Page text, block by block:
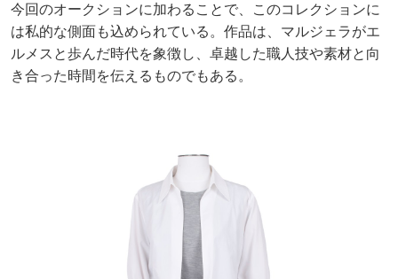
今回のオークションに加わることで、このコレクションに
は私的な側面も込められている。作品は、マルジェラがエ
ルメスと歩んだ時代を象徴し、卓越した職人技や素材と向
き合った時間を伝えるものでもある。